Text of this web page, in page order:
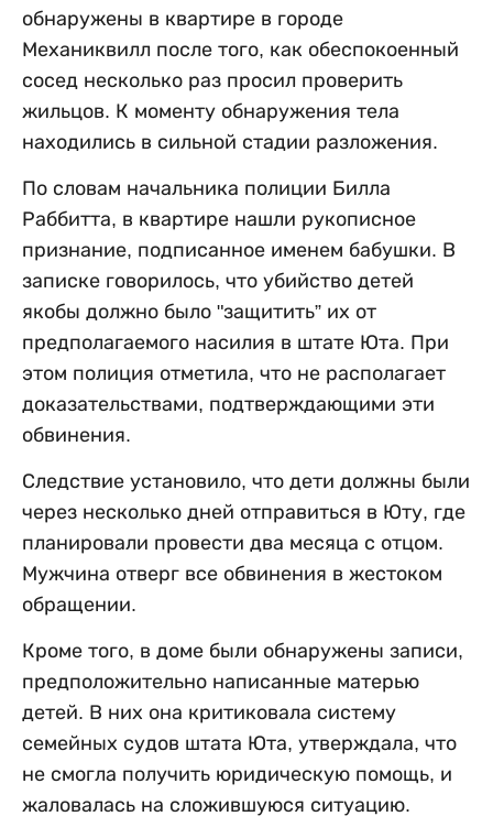
обнаружены в квартире в городе
Механиквилл после того, как обеспокоенный
сосед несколько раз просил проверить
жильцов. К моменту обнаружения тела
находились в сильной стадии разложения.
По словам начальника полиции Билла
Раббитта, в квартире нашли рукописное
признание, подписанное именем бабушки. В
записке говорилось, что убийство детей
якобы должно было "защитить” их от
предполагаемого насилия в штате Юта. При
этом полиция отметила, что не располагает
доказательствами, подтверждающими эти
обвинения.
Следствие установило, что дети должны были
через несколько дней отправиться в Юту, где
планировали провести два месяца с отцом.
Мужчина отверг все обвинения в жестоком
обращении.
Кроме того, в доме были обнаружены записи,
предположительно написанные матерью
детей. В них она критиковала систему
семейных судов штата Юта, утверждала, что
не смогла получить юридическую помощь, и
жаловалась на сложившуюся ситуацию.